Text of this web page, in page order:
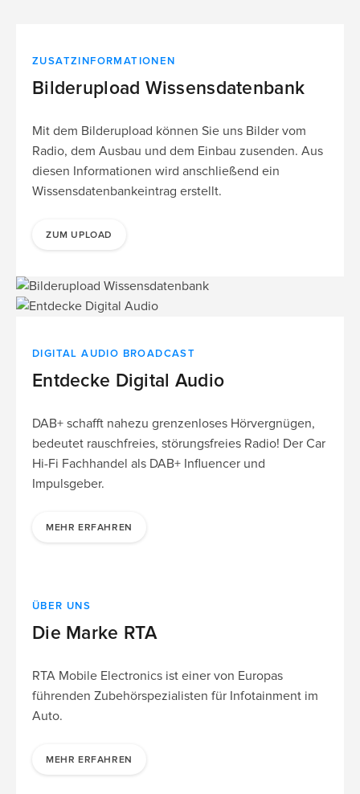
ZUSATZINFORMATIONEN
Bilderupload Wissensdatenbank
Mit dem Bilderupload können Sie uns Bilder vom
Radio, dem Ausbau und dem Einbau zusenden. Aus
diesen Informationen wird anschließend ein
Wissensdatenbankeintrag erstellt.
ZUM UPLOAD
DIGITAL AUDIO BROADCAST
Entdecke Digital Audio
DAB+ schafft nahezu grenzenloses Hörvergnügen,
bedeutet rauschfreies, störungsfreies Radio! Der Car
Hi-Fi Fachhandel als DAB+ Influencer und
Impulsgeber.
MEHR ERFAHREN
ÜBER UNS
Die Marke RTA
RTA Mobile Electronics ist einer von Europas
führenden Zubehörspezialisten für Infotainment im
Auto.
MEHR ERFAHREN